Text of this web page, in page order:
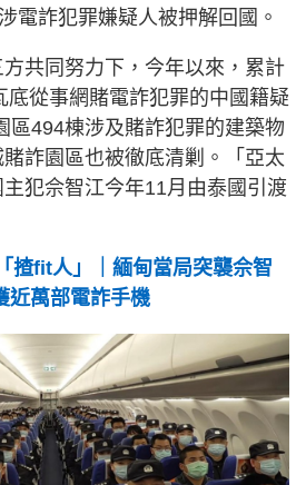
電詐犯罪嫌疑人被押解回國。
共同努力下，今年以來，累計
底從事網賭電詐犯罪的中國籍疑
區494棟涉及賭詐犯罪的建築物
詐園區也被徹底清剿。「亞太
犯佘智江今年11月由泰國引渡
揸fit人」｜緬甸當局突襲佘智
近萬部電詐手機